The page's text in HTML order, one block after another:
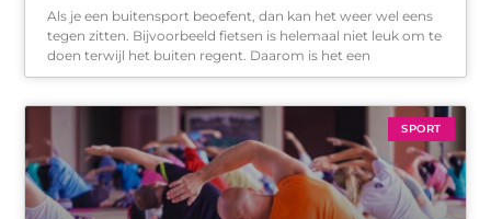
Als je een buitensport beoefent, dan kan het weer wel eens
tegen zitten. Bijvoorbeeld fietsen is helemaal niet leuk om te
doen terwijl het buiten regent. Daarom is het een
SPORT